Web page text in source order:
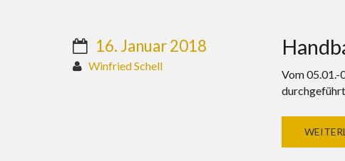
16. Januar 2018
Winfried Schell
Vom